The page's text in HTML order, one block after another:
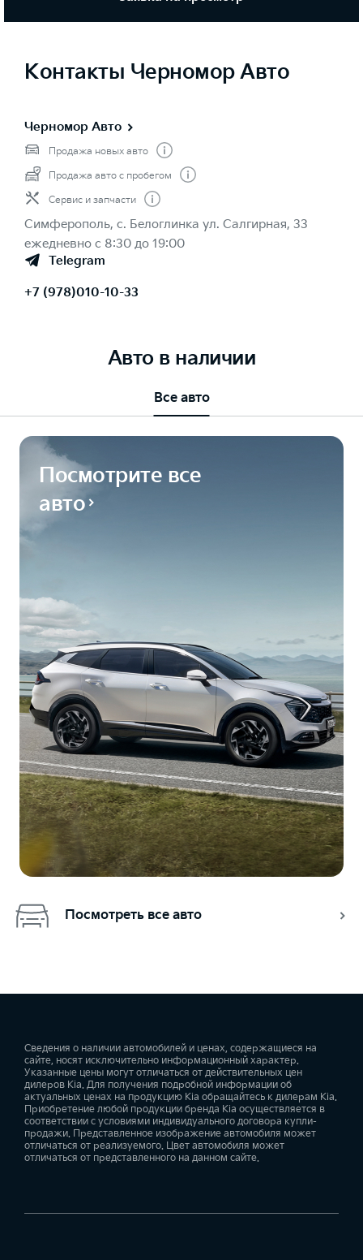
Контакты Черномор Авто
Черномор Авто
Продажа новых авто
Продажа авто с пробегом
Сервис и запчасти
Симферополь, с. Белоглинка ул. Салгирная, 33
ежедневно с 8:30 до 19:00
Telegram
+7 (978)010-10-33
Авто в наличии
Все авто
Посмотрите все
авто
Посмотреть все авто
Сведения о наличии автомобилей и ценах, содержащиеся на
сайте, носят исключительно информационный характер.
Указанные цены могут отличаться от действительных цен
дилеров Kia. Для получения подробной информации об
актуальных ценах на продукцию Kia обращайтесь к дилерам Kia.
Приобретение любой продукции бренда Kia осуществляется в
соответствии с условиями индивидуального договора купли-
продажи. Представленное изображение автомобиля может
отличаться от реализуемого. Цвет автомобиля может
отличаться от представленного на данном сайте.